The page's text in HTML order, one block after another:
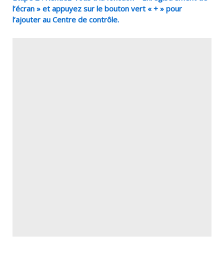
l’écran » et appuyez sur le bouton vert « + » pour
l’ajouter au Centre de contrôle.